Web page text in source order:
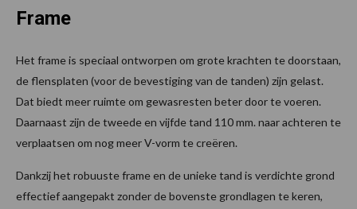
Frame
Het frame is speciaal ontworpen om grote krachten te doorstaan,
de flensplaten (voor de bevestiging van de tanden) zijn gelast.
Dat biedt meer ruimte om gewasresten beter door te voeren.
Daarnaast zijn de tweede en vijfde tand 110 mm. naar achteren te
verplaatsen om nog meer V-vorm te creëren.
Dankzij het robuuste frame en de unieke tand is verdichte grond
effectief aangepakt zonder de bovenste grondlagen te keren,